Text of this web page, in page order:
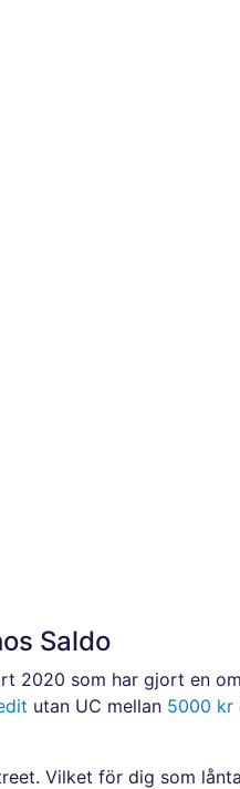
Saldo
2020 som har gjort en
utan UC mellan 5000 kr
Vilket för dig som